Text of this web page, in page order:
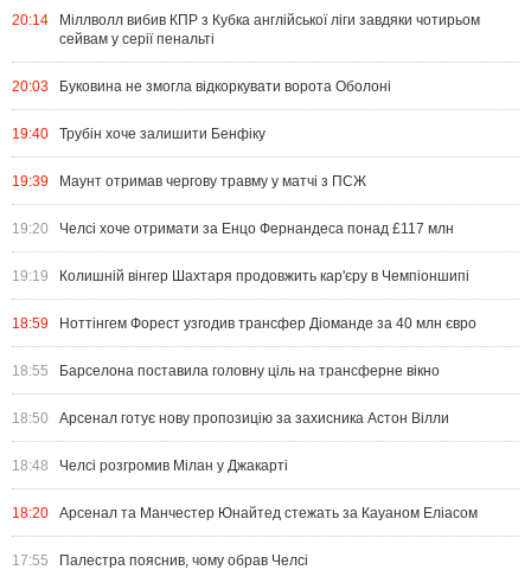
20:14
Міллволл вибив КПР з Кубка англійської ліги завдяки чотирьом
сейвам у серії пенальті
20:03 Буковина не змогла відкоркувати ворота Оболоні
19:40 Трубін хоче залишити Бенфіку
19:39 Маунт отримав чергову травму у матчі з ПСЖ
19:20 Челсі хоче отримати за Енцо Фернандеса понад £117 млн
19:19 Колишній вінгер Шахтаря продовжить кар'єру в Чемпіоншипі
18:59 Ноттінгем Форест узгодив трансфер Діоманде за 40 млн євро
18:55 Барселона поставила головну ціль на трансферне вікно
18:50 Арсенал готує нову пропозицію за захисника Астон Вілли
18:48 Челсі розгромив Мілан у Джакарті
18:20 Арсенал та Манчестер Юнайтед стежать за Кауаном Еліасом
17:55 Палестра пояснив, чому обрав Челсі